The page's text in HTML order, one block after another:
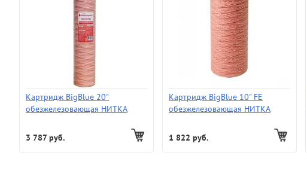
Картридж BigBlue 20"
обезжелезовающая НИТКА
3 787 руб.
Картридж BigBlue 10" FE
обезжелезовающая НИТКА
1 822 руб.